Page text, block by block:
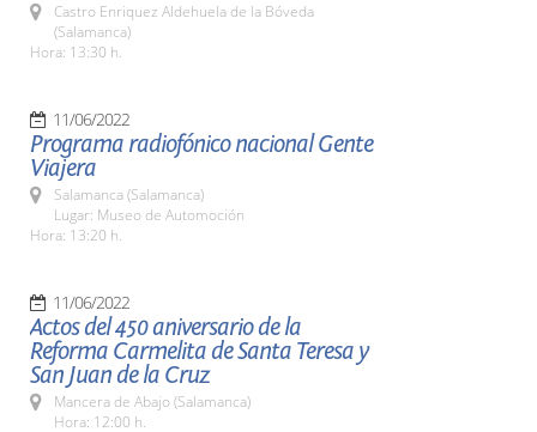
Castro Enriquez Aldehuela de la Bóveda
(Salamanca)
Hora: 13:30 h.
11/06/2022
Programa radiofónico nacional Gente
Viajera
Salamanca (Salamanca)
Lugar: Museo de Automoción
Hora: 13:20 h.
11/06/2022
Actos del 450 aniversario de la
Reforma Carmelita de Santa Teresa y
San Juan de la Cruz
Mancera de Abajo (Salamanca)
Hora: 12:00 h.